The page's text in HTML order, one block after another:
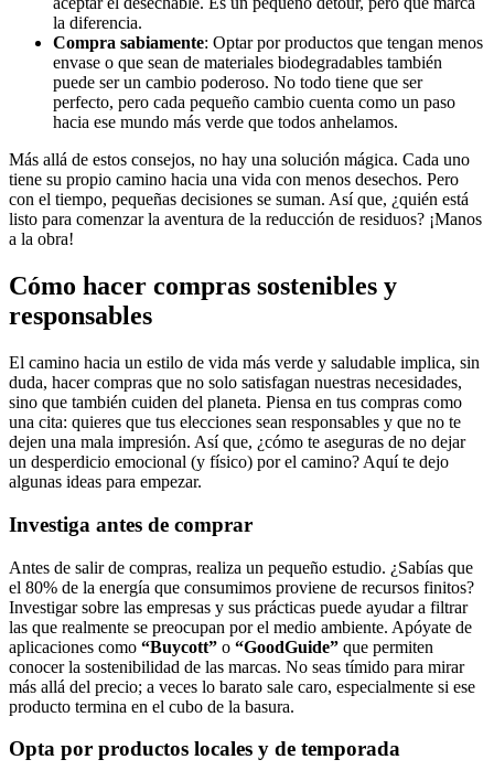
la diferencia.
Compra sabiamente: Optar por productos que tengan menos
envase o que sean de materiales biodegradables también
puede ser un cambio poderoso. No todo tiene que ser
perfecto, pero cada pequeño cambio cuenta como un paso
hacia ese mundo más verde que todos anhelamos.
Más allá de estos consejos, no hay una solución mágica. Cada uno
tiene su propio camino hacia una vida con menos desechos. Pero
con el tiempo, pequeñas decisiones se suman. Así que, ¿quién está
listo para comenzar la aventura de la reducción de residuos? ¡Manos
a la obra!
Cómo hacer compras sostenibles y
responsables
El camino hacia un estilo de vida más verde y saludable implica, sin
duda, hacer compras que no solo satisfagan nuestras necesidades,
sino que también cuiden del planeta. Piensa en tus compras como
una cita: quieres que tus elecciones sean responsables y que no te
dejen una mala impresión. Así que, ¿cómo te aseguras de no dejar
un desperdicio emocional (y físico) por el camino? Aquí te dejo
algunas ideas para empezar.
Investiga antes de comprar
Antes de salir de compras, realiza un pequeño estudio. ¿Sabías que
el 80% de la energía que consumimos proviene de recursos finitos?
Investigar sobre las empresas y sus prácticas puede ayudar a filtrar
las que realmente se preocupan por el medio ambiente. Apóyate de
aplicaciones como “Buycott” o “GoodGuide” que permiten
conocer la sostenibilidad de las marcas. No seas tímido para mirar
más allá del precio; a veces lo barato sale caro, especialmente si ese
producto termina en el cubo de la basura.
Opta por productos locales y de temporada